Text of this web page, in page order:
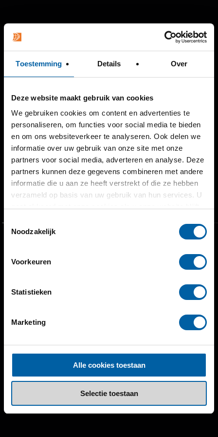
Toestemming Details Over
Deze website maakt gebruik van cookies
We gebruiken cookies om content en advertenties te
personaliseren, om functies voor social media te bieden
en om ons websiteverkeer te analyseren. Ook delen we
informatie over uw gebruik van onze site met onze
partners voor social media, adverteren en analyse. Deze
partners kunnen deze gegevens combineren met andere
informatie die u aan ze heeft verstrekt of die ze hebben
verzameld op basis van uw gebruik van hun services. U
Toestemmingsselectie
Noodzakelijk
Voorkeuren
Statistieken
Marketing
Alle cookies toestaan
Selectie toestaan